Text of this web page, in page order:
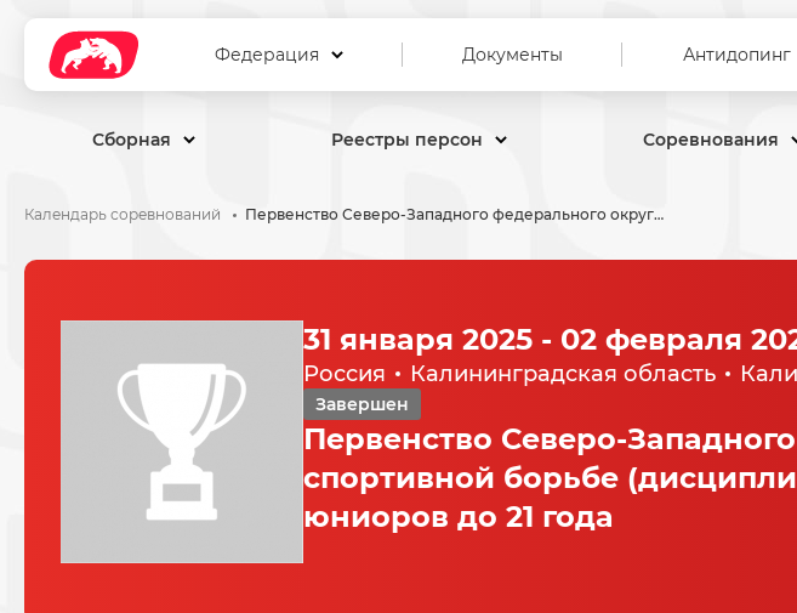
Федерация Документы Антидопинг
Сборная Реестры персон Соревнования
Календарь соревнований Первенство Северо-Западного федерального округа по спортивной борьбе (дисциплина - вольная борьба) среди юниоров до 21 года
31 января 2025 - 02 февраля
Россия Калининградская область
Завершен
Первенство Северо-
спортивной борьбе
юниоров до 21 года